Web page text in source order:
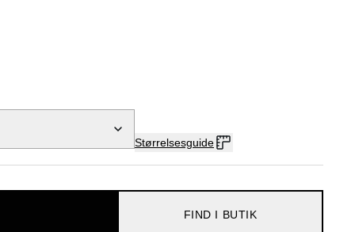
Størrelsesguide
FIND I BUTIK